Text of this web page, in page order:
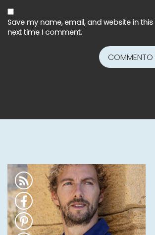
Save my name, email, and website in
next time I comment.